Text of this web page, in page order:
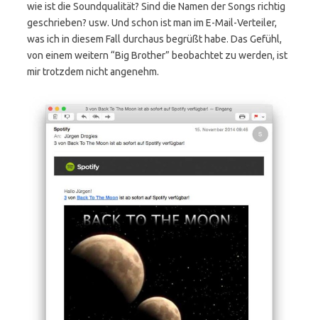
wie ist die Soundqualität? Sind die Namen der Songs richtig
geschrieben? usw. Und schon ist man im E-Mail-Verteiler,
was ich in diesem Fall durchaus begrüßt habe. Das Gefühl,
von einem weitern “Big Brother” beobachtet zu werden, ist
mir trotzdem nicht angenehm.